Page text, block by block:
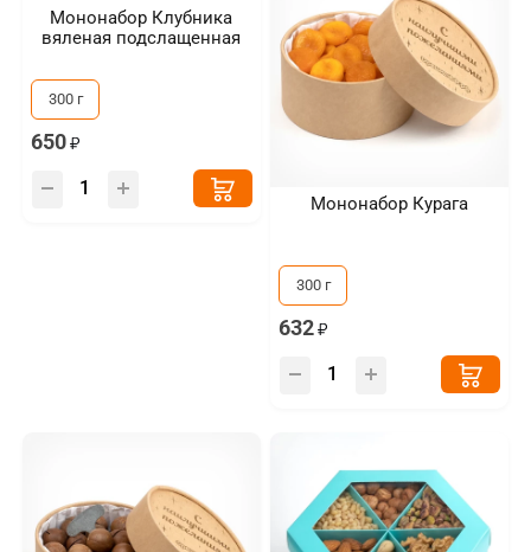
Мононабор Клубника
вяленая подслащенная
300 г
650
Мононабор Курага
300 г
632